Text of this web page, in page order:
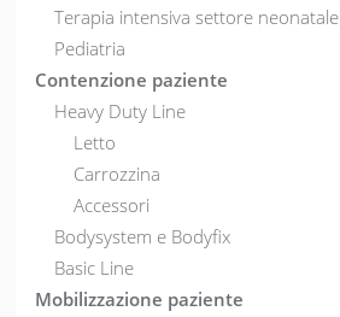
Terapia intensiva settore neonatale
Pediatria
Contenzione paziente
Heavy Duty Line
Letto
Carrozzina
Accessori
Bodysystem e Bodyfix
Basic Line
Mobilizzazione paziente